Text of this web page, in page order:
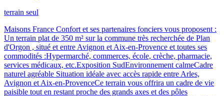
terrain seul
Maisons France Confort et ses partenaires fonciers vous proposent :
Un terrain plat de 350 m² sur la commune très recherchée de Plan
d'Orgon , situé et entre Avignon et Aix-en-Provence et toutes ses
commodités :Hypermarché, commerces, école, crèche, pharmacie,
services médicaux, etc.Exposition SudEnvironnement calmeCadre
naturel agréable Situation idéale avec accès rapide entre Arles,
Avignon et Aix-en-ProvenceCe terrain vous offrira un cadre de vie
paisible tout en restant proche des grands axes et des pôles